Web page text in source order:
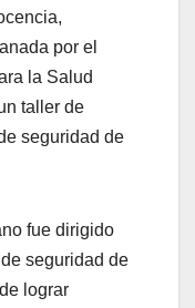
por el
la Salud
taller de
seguridad de
fue dirigido
seguridad de
lograr